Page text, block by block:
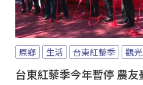
原鄉 生活 台東紅藜季 觀光
台東紅藜季今年暫停 農